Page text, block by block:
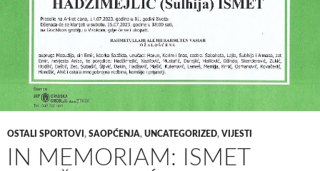
OSTALI SPORTOVI , SAOPĆENJA, UNCATEGORIZED, VIJESTI
IN MEMORIAM: ISMET